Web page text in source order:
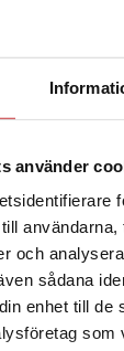
använder
och
sådana
enhet till de
som
Med
och
i utbudet,